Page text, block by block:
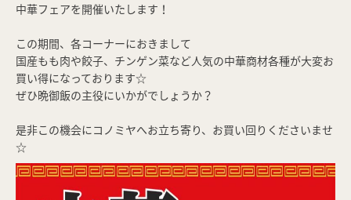
中華フェアを開催いたします！
この期間、各コーナーにおきまして
国産もも肉や餃子、チンゲン菜など人気の中華商材各種が大変お
買い得になっております☆
ぜひ晩御飯の主役にいかがでしょうか？
是非この機会にコノミヤへお立ち寄り、お買い回りくださいませ
☆